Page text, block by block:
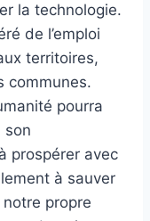
la technologie.
de l’emploi
territoires,
communes.
pourra
son
prospérer avec
à sauver
propre